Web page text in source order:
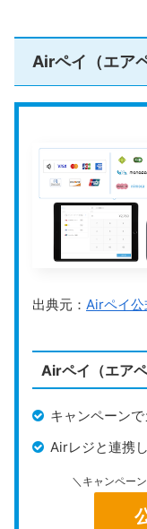
Airペイ（エア
出典元： Airペイ公
Airペイ（エア
キャンペーン
Airレジと連携
＼キャンペー